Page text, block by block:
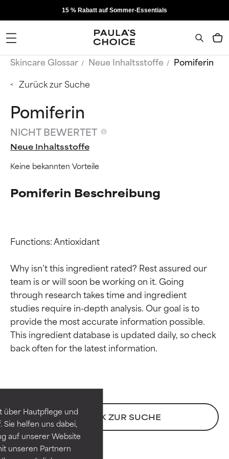
über Hautpflege und
helfen uns dabei,
auf unserer Website
unseren Partnern
15 % Rabatt auf Sommer-Essentials
Skincare Glossar Neue Inhaltsstoffe
Pomiferin
Zurück zur Suche
Pomiferin
NICHT BEWERTET
Neue Inhaltsstoffe
Keine bekannten Vorteile
Pomiferin Beschreibung
Functions: Antioxidant
Why isn’t this ingredient rated? Rest assured our
team is or will soon be working on it. Going
through research takes time and ingredient
studies require in-depth analysis. Our goal is to
provide the most accurate information possible.
This ingredient database is updated daily, so check
ZURÜCK ZUR SUCHE
Bewertung der
SEHR GUT
Erwiesen und durch
unabhängige Studien belegt.
Hervorragender Wirkstoff für
die meisten Hauttypen und -
Bewertung der
SEHR GUT
Erwiesen und durch
unabhängige Studien belegt.
Hervorragender Wirkstoff für
die meisten Hauttypen und -